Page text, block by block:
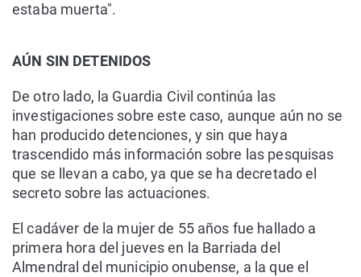
estaba muerta".
AÚN SIN DETENIDOS
De otro lado, la Guardia Civil continúa las
investigaciones sobre este caso, aunque aún no se
han producido detenciones, y sin que haya
trascendido más información sobre las pesquisas
que se llevan a cabo, ya que se ha decretado el
secreto sobre las actuaciones.
El cadáver de la mujer de 55 años fue hallado a
primera hora del jueves en la Barriada del
Almendral del municipio onubense, a la que el